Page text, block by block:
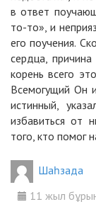
в ответ
то-то», и
его поучения.
сердца,
корень всего
Всемогущий Он
истинный,
избавиться от
того, кто помог
Шаһзада
11 жыл